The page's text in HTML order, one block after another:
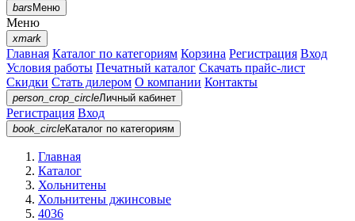
barsМеню
Меню
xmark
Главная Каталог по категориям Корзина Регистрация Вход
Условия работы Печатный каталог Скачать прайс-лист
Скидки Стать дилером О компании Контакты
person_crop_circleЛичный кабинет
Регистрация Вход
book_circleКаталог по категориям
Главная
Каталог
Хольнитены
Хольнитены джинсовые
4036